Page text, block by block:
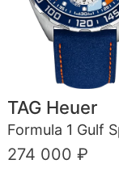
TAG Heuer
274 000 ₽